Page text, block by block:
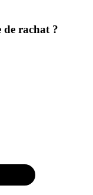
de rachat ?